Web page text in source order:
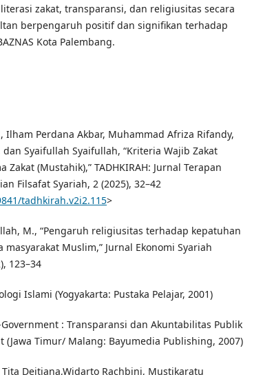
zakat, transparansi, dan religiusitas secara
berpengaruh positif dan signifikan terhadap
Kota Palembang.
Ilham Perdana Akbar, Muhammad Afriza Rifandy,
Syaifullah Syaifullah, “Kriteria Wajib Zakat
Zakat (Mustahik),” TADHKIRAH: Jurnal Terapan
Filsafat Syariah, 2 (2025), 32–42
tadhkirah.v2i2.115>
M., “Pengaruh religiusitas terhadap kepatuhan
masyarakat Muslim,” Jurnal Ekonomi Syariah
123–34
Islami (Yogyakarta: Pustaka Pelajar, 2001)
: Transparansi dan Akuntabilitas Publik
(Jawa Timur/ Malang: Bayumedia Publishing, 2007)
Deitiana,Widarto Rachbini, Mustikaratu